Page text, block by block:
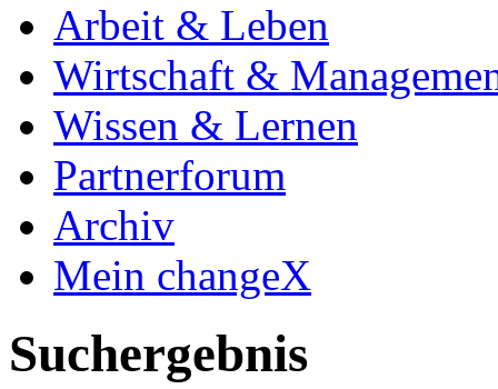
Arbeit & Leben
Wirtschaft &
Wissen & Lernen
Partnerforum
Archiv
Mein changeX
Suchergebnis